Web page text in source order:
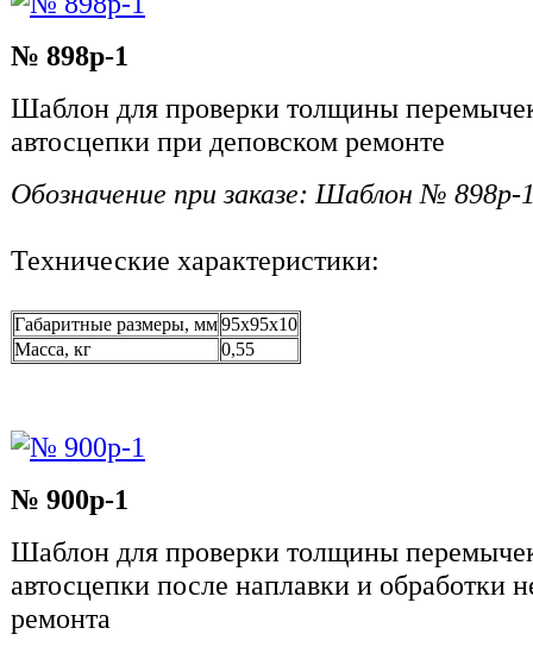
№ 898р-1
Шаблон для проверки толщины
автосцепки при деповском ремонте
Обозначение при заказе: Шаблон № 898р-
Технические характеристики:
Габаритные размеры, мм95х95х10
Масса, кг
0,55
№ 900р-1
Шаблон для проверки толщины
автосцепки после наплавки и обработки
ремонта